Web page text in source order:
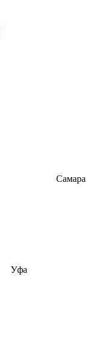
Самара
Уфа